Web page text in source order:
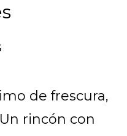
de frescura,
rincón con